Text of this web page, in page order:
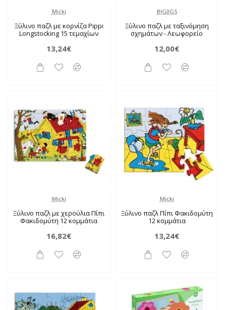
Micki
Ξύλινο παζλ με κορνίζα Pippi
Longstocking 15 τεμαχίων
13,24€
BIGJIGS
Ξύλινο παζλ με ταξινόμηση
σχημάτων - Λεωφορείο
12,00€
Micki
Ξύλινο παζλ με χερούλια Πίπι
Φακιδομύτη 12 κομμάτια
16,82€
Micki
Ξύλινο παζλ Πίπι Φακιδομύτη
12 κομμάτια
13,24€